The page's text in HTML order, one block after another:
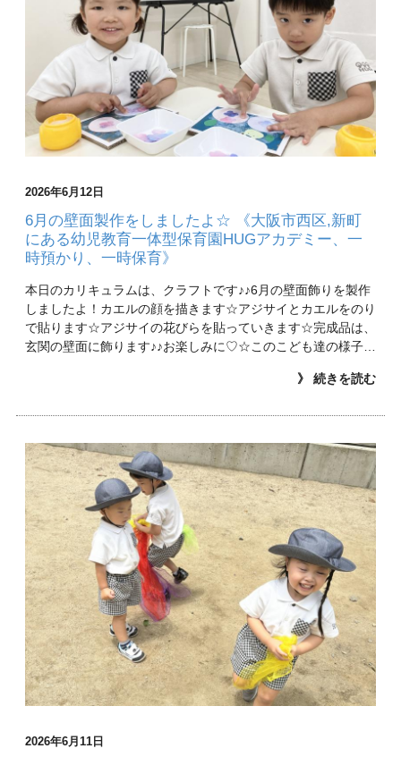
2026年6月12日
6月の壁面製作をしましたよ☆ 《大阪市西区,新町
にある幼児教育一体型保育園HUGアカデミー、一
時預かり、一時保育》
本日のカリキュラムは、クラフトです♪♪6月の壁面飾りを製作
しましたよ！カエルの顔を描きます☆アジサイとカエルをのり
で貼ります☆アジサイの花びらを貼っていきます☆完成品は、
玄関の壁面に飾ります♪♪お楽しみに♡☆このこども達の様子…
》 続きを読む
2026年6月11日